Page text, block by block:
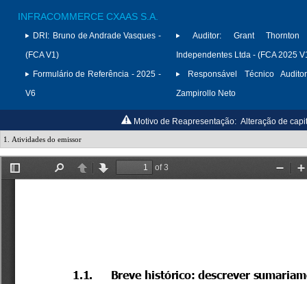
INFRACOMMERCE CXAAS S.A.
DRI: Bruno de Andrade Vasques -
(FCA V1)
Formulário de Referência - 2025 -
V6
Auditor:
Grant Thornton
Independentes Ltda - (FCA 2025
Responsável Técnico
Zampirollo Neto
Motivo de Reapresentação: Alteração de